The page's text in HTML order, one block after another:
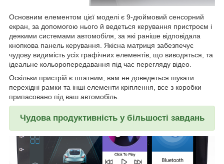
Основним елементом цієї моделі є 9-дюймовий сенсорний
екран, за допомогою нього й ведеться керування пристроєм і
деякими системами автомобіля, за які раніше відповідала
кнопкова панель керування. Якісна матриця забезпечує
чудову видимість усіх графічних елементів, що виводяться, та
ідеальне кольоропередавання під час перегляду відео.
Оскільки пристрій є штатним, вам не доведеться шукати
перехідні рамки та інші елементи кріплення, все з коробки
припасовано під ваш автомобіль.
Чудова продуктивність у більшості завдань